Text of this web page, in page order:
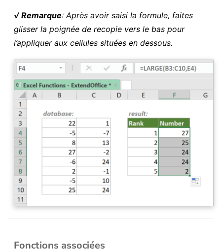
√ Remarque: Après avoir saisi la formule, faites
glisser la poignée de recopie vers le bas pour
l’appliquer aux cellules situées en dessous.
Fonctions associées